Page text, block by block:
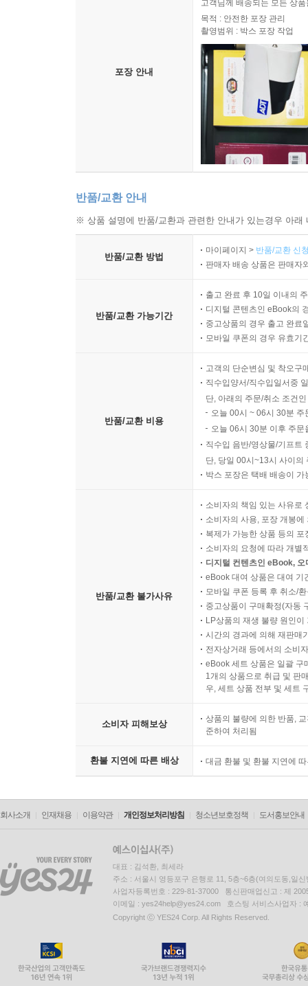
포장 안내
고객님께 배송되는 모든 상
목적 : 안전한 포장 관리
촬영범위 : 박스 포장 작업
반품/교환 안내
※ 상품 설명에 반품/교환과 관련한 안내가 있는경우 아
반품/교환 방법
마이페이지 > 반품/교환 신
판매자 배송 상품은 판매자
반품/교환 가능기간
출고 완료 후 10일 이내의
디지털 콘텐츠인 eBook의
중고상품의 경우 출고 완료
모바일 쿠폰의 경우 유효기
반품/교환 비용
고객의 단순변심 및 착오구
직수입양서/직수입일서중
단, 아래의 주문/취소 조건
오늘 00시 ~ 06시 30분
오늘 06시 30분 이후 주
직수입 음반/영상물/기프트
단, 당일 00시~13시 사이의
박스 포장은 택배 배송이
반품/교환 불가사유
소비자의 책임 있는 사유로
소비자의 사용, 포장 개봉
복제가 가능한 상품 등의
소비자의 요청에 따라 개별
디지털 컨텐츠인 eBook,
eBook 대여 상품은 대여 기
모바일 쿠폰 등록 후 취소/
중고상품이 구매확정(자동
LP상품의 재생 불량 원인
시간의 경과에 의해 재판매
전자상거래 등에서의 소비
eBook 세트 상품은 일괄 구
1개의 상품으로 취급 및 판
우, 세트 상품 전부 및 세트
소비자 피해보상
상품의 불량에 의한 반품,
준하여 처리됨
환불 지연에 따른 배상 대금 환불 및 환불 지연에
회사소개 인재채용 이용약관 개인정보처리방침 청소년보호정책 도서홍보안내
대표 : 김석환, 최세라
주소 : 서울시 영등포구 은행로 11, 5층~6층(여의도동,일신
사업자등록번호 : 229-81-37000 통신판매업신고 : 제
이메일 : yes24help@yes24.com 호스팅 서비스사업자 :
Copyright ⓒ YES24 Corp. All Rights Reserved.